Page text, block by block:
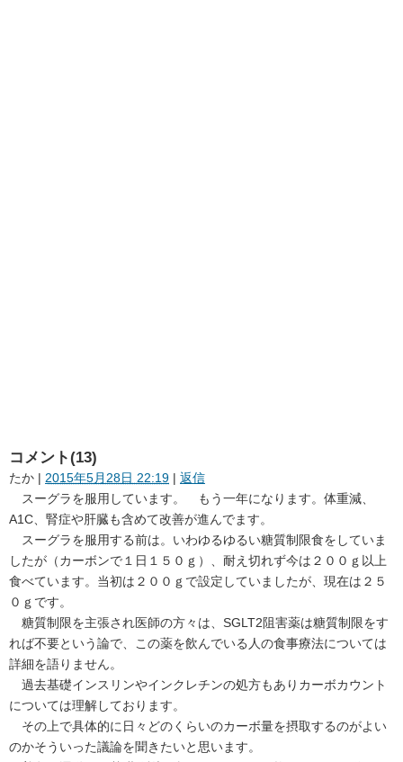
コメント(13)
たか | 2015年5月28日 22:19 | 返信
スーグラを服用しています。 もう一年になります。体重減、
A1C、腎症や肝臓も含めて改善が進んでます。
スーグラを服用する前は。いわゆるゆるい糖質制限食をしていま
したが（カーボンで１日１５０ｇ）、耐え切れず今は２００ｇ以上
食べています。当初は２００ｇで設定していましたが、現在は２５
０ｇです。
糖質制限を主張され医師の方々は、SGLT2阻害薬は糖質制限をす
れば不要という論で、この薬を飲んでいる人の食事療法については
詳細を語りません。
過去基礎インスリンやインクレチンの処方もありカーボカウント
については理解しております。
その上で具体的に日々どのくらいのカーボ量を摂取するのがよい
のかそういった議論を聞きたいと思います。